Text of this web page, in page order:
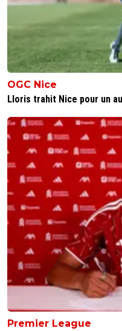
OGC Nice
Lloris trahit Nice pour un
Premier League